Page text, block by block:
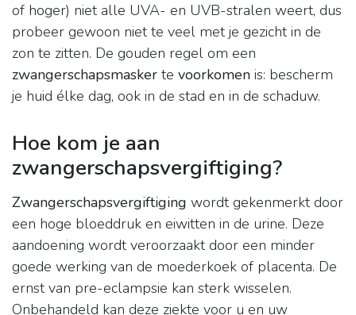
of hoger) niet alle UVA- en UVB-stralen weert, dus
probeer gewoon niet te veel met je gezicht in de
zon te zitten. De gouden regel om een
zwangerschapsmasker te voorkomen is: bescherm
je huid élke dag, ook in de stad en in de schaduw.
Hoe kom je aan
zwangerschapsvergiftiging?
Zwangerschapsvergiftiging wordt gekenmerkt door
een hoge bloeddruk en eiwitten in de urine. Deze
aandoening wordt veroorzaakt door een minder
goede werking van de moederkoek of placenta. De
ernst van pre-eclampsie kan sterk wisselen.
Onbehandeld kan deze ziekte voor u en uw